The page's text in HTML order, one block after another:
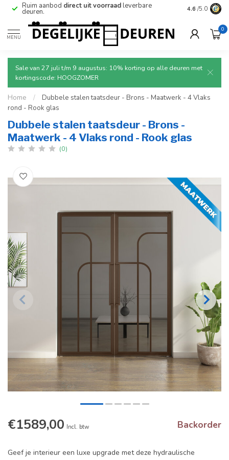
Ruim aanbod direct uit voorraadleverbare
deuren. Betrouwbare
4.6 /5.0
MENU
0
Sale van 27 juli t/m 9 augustus: 10% korting op alle deuren met
kortingscode: HOOGZOMER
Home /
Dubbele stalen taatsdeur - Brons - Maatwerk - 4 Vlaks
rond - Rook glas
Dubbele stalen taatsdeur - Brons -
Maatwerk - 4 Vlaks rond - Rook glas
(0)
€1589,00 Incl. btw Backorder
Geef je interieur een luxe upgrade met deze hydraulische